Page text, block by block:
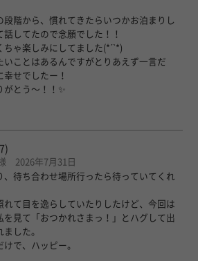
段階から、慣れてきたらいつかお泊まりし
話してたので念願でした！！
ちゃ楽しみにしてました(*ˊˋ*)
いことはあるんですがとりあえず一言だ
幸せでしたー！
がとう〜！！✨️
2026年7月31日
、待ち合わせ場所行ったら待っていてくれ
れて目を逸らしていたりしたけど、今回は
を見て「おつかれさまっ！」とハグして出
ました。
けで、ハッピー。